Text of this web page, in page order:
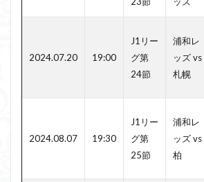
2024.07.20 19:00
J1リー
グ第
24節
浦和レ
ッズ vs
札幌
2024.08.07 19:30
J1リー
グ第
25節
浦和レ
ッズ vs
柏